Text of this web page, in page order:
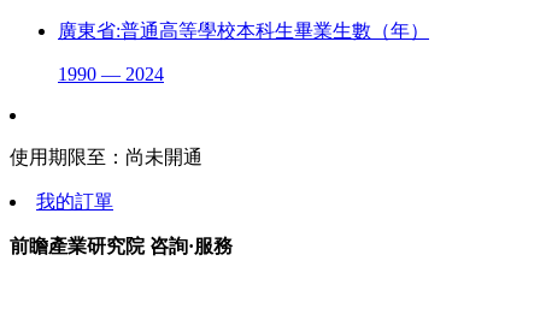
廣東省:普通高等學校本科生畢業生數（年）
1990 — 2024
使用期限至： 尚未開通
我的訂單
前瞻產業研究院 咨詢·服務